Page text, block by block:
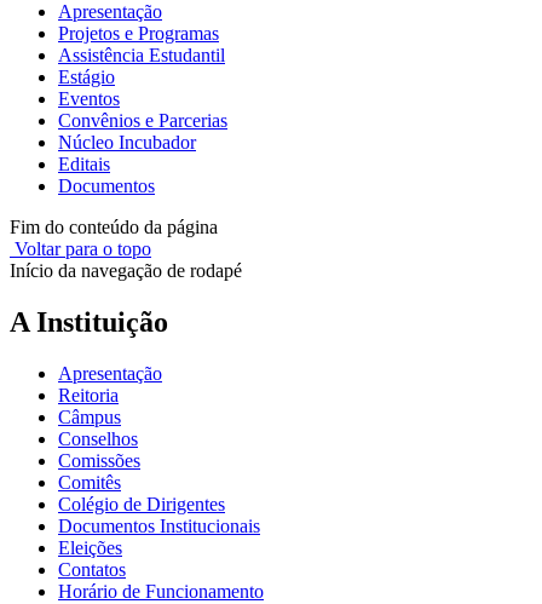
Apresentação
Projetos e Programas
Assistência Estudantil
Estágio
Eventos
Convênios e Parcerias
Núcleo Incubador
Editais
Documentos
Fim do conteúdo da página
Voltar para o topo
Início da navegação de rodapé
A Instituição
Apresentação
Reitoria
Câmpus
Conselhos
Comissões
Comitês
Colégio de Dirigentes
Documentos Institucionais
Eleições
Contatos
Horário de Funcionamento